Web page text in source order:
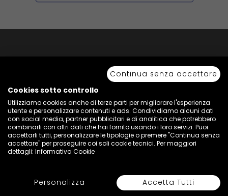
Seleziona Colore e Taglia
anche parziale.
Via Piave Km 68,600 • 04100 Latina, Italia | P.IVA 01222400598 • N° REA LT -
77855
Continua senza accettare
Cookies sotto controllo
Utilizziamo cookies anche di terze parti per migliorare l'esperienza
utente e personalizzare contenuti e ads. Condividiamo alcuni dati
con social media, partner pubblicitari e di analitica che potrebbero
combinarli con altri dati che hai fornito usando i loro servizi. Puoi
accettarli tutti, personalizzare le tipologie o premere "Continua senza
accettare" per proseguire coi soli cookie tecnici. Per maggiori
dettagli: Informativa Cookie
Personalizza Accetta Tutti